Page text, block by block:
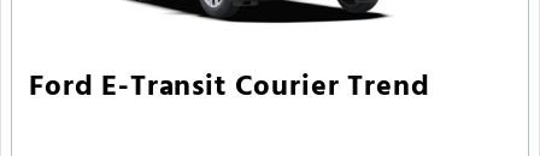
Ford E-Transit Courier Trend